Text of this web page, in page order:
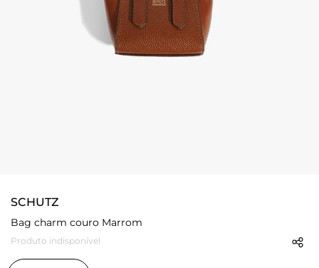
SCHUTZ
Bag charm couro Marrom
Produto indisponível